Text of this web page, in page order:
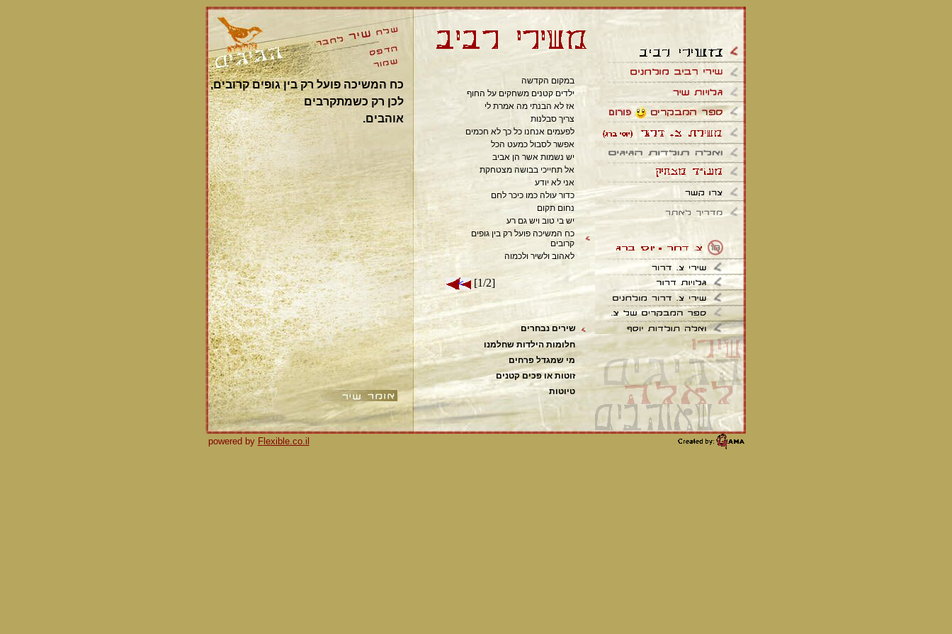
כח המשיכה פועל רק בין גופים קרובים,
לכן רק כשמתקרבים
אוהבים.
במקום הקדשה
ילדים קטנים משחקים על החוף
אז לא הבנתי מה אמרת לי
צריך סבלנות
לפעמים אנחנו כל כך לא חכמים
אפשר לסבול כמעט הכל
יש נשמות אשר הן אביב
אל תחייכי בבושה מצטחקת
אני לא יודע
כדור עולה כמו כיכר לחם
נחום תקום
יש בי טוב ויש גם רע
כח המשיכה פועל רק בין גופים
קרובים
לאהוב ולשיר ולכמוה
[1/2]
שירים נבחרים
חלומות הילדות שחלמנו
מי שמגדל פרחים
זוטות או פכים קטנים
טיוטות
powered by Flexible.co.il